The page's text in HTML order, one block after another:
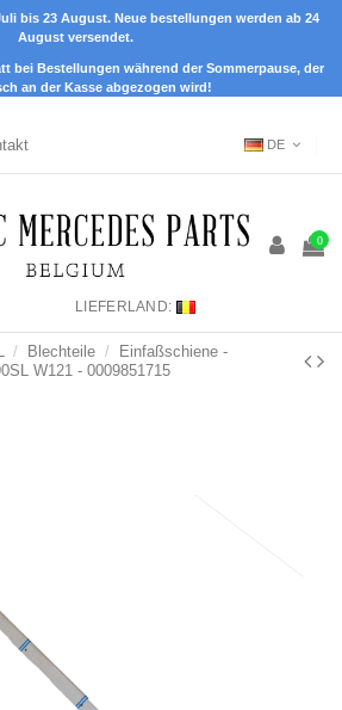
bis 23 August. Neue bestellungen werden ab 24
August versendet.
bei Bestellungen während der Sommerpause, der
an der Kasse abgezogen wird!
DE
0
LIEFERLAND:
Blechteile
Einfaßschiene -
W121 - 0009851715